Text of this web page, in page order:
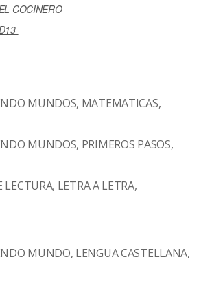
COCINERO
MUNDOS, MATEMATICAS,
MUNDOS, PRIMEROS PASOS,
LECTURA, LETRA A LETRA,
MUNDO, LENGUA CASTELLANA,